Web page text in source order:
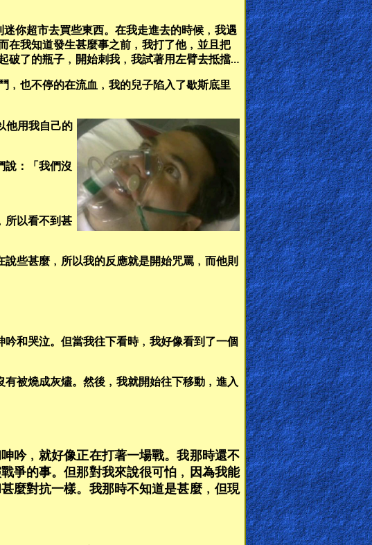
你超市去買些東西。在我走進去的時候﹐我遇
在我知道發生甚麼事之前﹐我打了他﹐並且把
破了的瓶子﹐開始刺我﹐我試著用左臂去抵擋…
﹐也不停的在流血﹐我的兒子陷入了歇斯底里
他用我自己的
說：「我們沒
所以看不到甚
些甚麼﹐所以我的反應就是開始咒罵﹐而他則
和哭泣。但當我往下看時﹐我好像看到了一個
被燒成灰燼。然後﹐我就開始往下移動﹐進入
吟﹐就好像正在打著一場戰。我那時還不
爭的事。但那對我來說很可怕﹐因為我能
麼對抗一樣。我那時不知道是甚麼﹐但現